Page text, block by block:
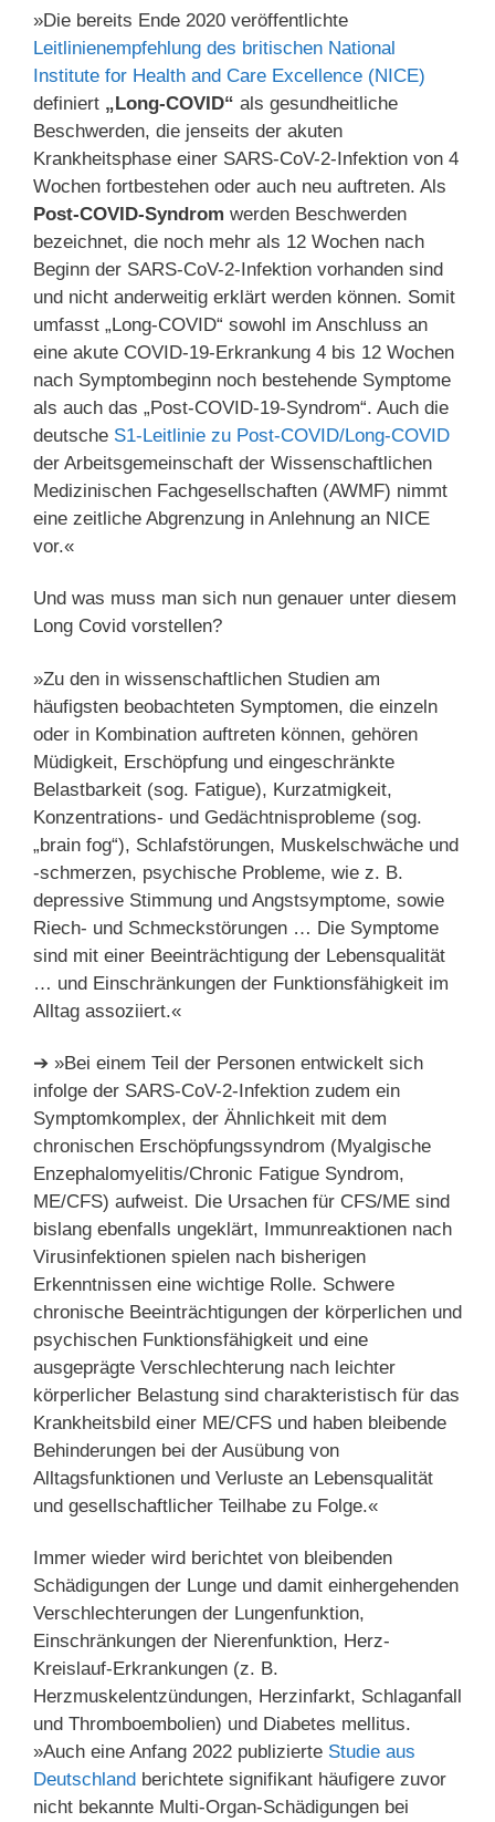
»Die bereits Ende 2020 veröffentlichte
Leitlinienempfehlung des britischen National
Institute for Health and Care Excellence (NICE)
definiert „Long-COVID“ als gesundheitliche
Beschwerden, die jenseits der akuten
Krankheitsphase einer SARS-CoV-2-Infektion von 4
Wochen fortbestehen oder auch neu auftreten. Als
Post-COVID-Syndrom werden Beschwerden
bezeichnet, die noch mehr als 12 Wochen nach
Beginn der SARS-CoV-2-Infektion vorhanden sind
und nicht anderweitig erklärt werden können. Somit
umfasst „Long-COVID“ sowohl im Anschluss an
eine akute COVID-19-Erkrankung 4 bis 12 Wochen
nach Symptombeginn noch bestehende Symptome
als auch das „Post-COVID-19-Syndrom“. Auch die
deutsche S1-Leitlinie zu Post-COVID/Long-COVID
der Arbeitsgemeinschaft der Wissenschaftlichen
Medizinischen Fachgesellschaften (AWMF) nimmt
eine zeitliche Abgrenzung in Anlehnung an NICE
vor.«
Und was muss man sich nun genauer unter diesem
Long Covid vorstellen?
»Zu den in wissenschaftlichen Studien am
häufigsten beobachteten Symptomen, die einzeln
oder in Kombination auftreten können, gehören
Müdigkeit, Erschöpfung und eingeschränkte
Belastbarkeit (sog. Fatigue), Kurzatmigkeit,
Konzentrations- und Gedächtnisprobleme (sog.
„brain fog“), Schlafstörungen, Muskelschwäche und
-schmerzen, psychische Probleme, wie z. B.
depressive Stimmung und Angstsymptome, sowie
Riech- und Schmeckstörungen … Die Symptome
sind mit einer Beeinträchtigung der Lebensqualität
… und Einschränkungen der Funktionsfähigkeit im
Alltag assoziiert.«
➔ »Bei einem Teil der Personen entwickelt sich
infolge der SARS-CoV-2-Infektion zudem ein
Symptomkomplex, der Ähnlichkeit mit dem
chronischen Erschöpfungssyndrom (Myalgische
Enzephalomyelitis/Chronic Fatigue Syndrom,
ME/CFS) aufweist. Die Ursachen für CFS/ME sind
bislang ebenfalls ungeklärt, Immunreaktionen nach
Virusinfektionen spielen nach bisherigen
Erkenntnissen eine wichtige Rolle. Schwere
chronische Beeinträchtigungen der körperlichen und
psychischen Funktionsfähigkeit und eine
ausgeprägte Verschlechterung nach leichter
körperlicher Belastung sind charakteristisch für das
Krankheitsbild einer ME/CFS und haben bleibende
Behinderungen bei der Ausübung von
Alltagsfunktionen und Verluste an Lebensqualität
und gesellschaftlicher Teilhabe zu Folge.«
Immer wieder wird berichtet von bleibenden
Schädigungen der Lunge und damit einhergehenden
Verschlechterungen der Lungenfunktion,
Einschränkungen der Nierenfunktion, Herz-
Kreislauf-Erkrankungen (z. B.
Herzmuskelentzündungen, Herzinfarkt, Schlaganfall
und Thromboembolien) und Diabetes mellitus.
»Auch eine Anfang 2022 publizierte Studie aus
Deutschland berichtete signifikant häufigere zuvor
nicht bekannte Multi-Organ-Schädigungen bei